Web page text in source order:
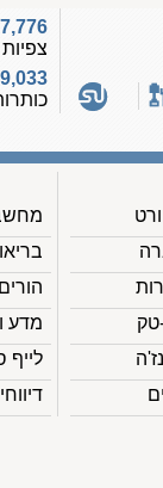
צפיות
כותרות
בריאות
הורים
מדע
לייף
דיווחי